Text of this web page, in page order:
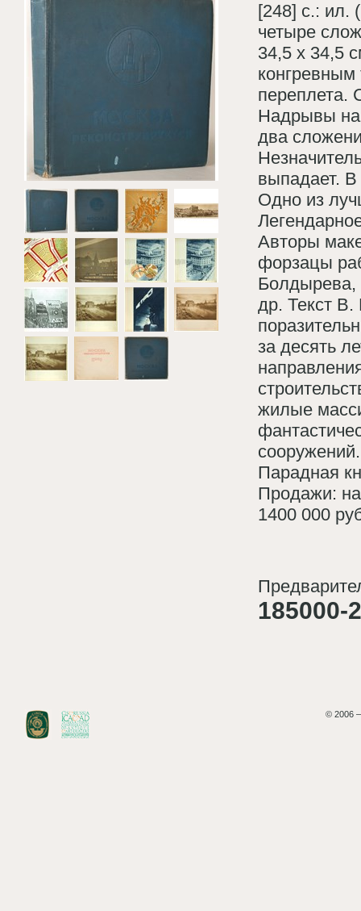
[248] с.: ил.
четыре
34,5 х 34,5
конгревным
переплета.
Надрывы на
два
выпадает.
Одно из
Авторы
форзацы
Болдырева,
др. Текст
за десять
жилые
сооружений.
Парадная
Продажи:
1400 000
185000-
© 2006